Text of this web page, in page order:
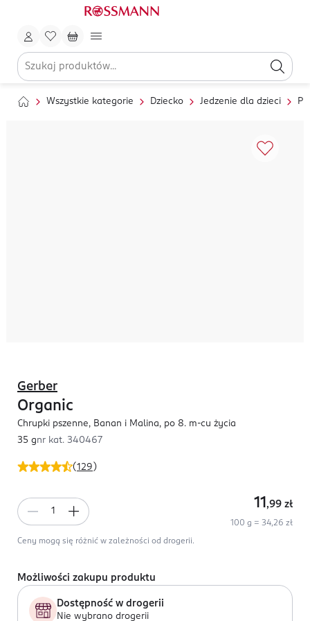
Wszystkie kategorie Dziecko Jedzenie dla dzieci
(129 )
Gerber
Organic
Chrupki pszenne, Banan i Malina, po 8. m-cu życia
35 gnr kat. 340467
11 ,99 zł
100 g = 34,26 zł
Ceny mogą się różnić w zależności od drogerii.
Możliwości zakupu produktu
Dostępność w drogerii
Nie wybrano drogerii